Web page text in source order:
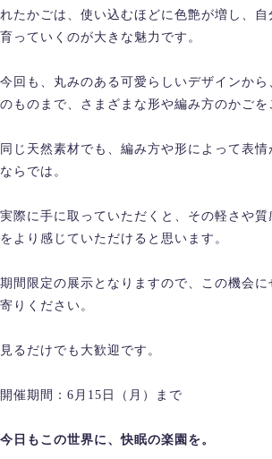
れたかごは、使い込むほどに色艶が増し、自
育っていくのが大きな魅力です。
今回も、丸みのある可愛らしいデザインか
のものまで、さまざまな形や編み方のかごを
同じ天然素材でも、編み方や形によって表
ならでは。
実際に手に取っていただくと、その軽さや
をより感じていただけると思います。
期間限定の展示となりますので、この機会に
寄りください。
見るだけでも大歓迎です。
開催期間：6月15日（月）まで
今日もこの世界に、快眠の楽園を。